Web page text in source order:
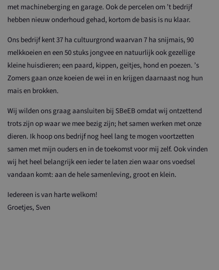
met machineberging en garage. Ook de percelen om ’t bedrijf
hebben nieuw onderhoud gehad, kortom de basis is nu klaar.
Ons bedrijf kent 37 ha cultuurgrond waarvan 7 ha snijmais, 90
melkkoeien en een 50 stuks jongvee en natuurlijk ook gezellige
kleine huisdieren; een paard, kippen, geitjes, hond en poezen. ’s
Zomers gaan onze koeien de wei in en krijgen daarnaast nog hun
mais en brokken.
Wij wilden ons graag aansluiten bij SBeEB omdat wij ontzettend
trots zijn op waar we mee bezig zijn; het samen werken met onze
dieren. Ik hoop ons bedrijf nog heel lang te mogen voortzetten
samen met mijn ouders en in de toekomst voor mij zelf. Ook vinden
wij het heel belangrijk een ieder te laten zien waar ons voedsel
vandaan komt: aan de hele samenleving, groot en klein.
Iedereen is van harte welkom!
Groetjes, Sven